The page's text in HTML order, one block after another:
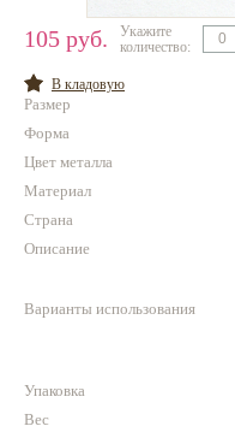
Всё для
Натуральные
Фотофорум
105 руб.
Укажите
количество:
В кладовую
Размер
Форма
Цвет металла
Материал
Страна
Описание
Варианты использования
Упаковка
Вес